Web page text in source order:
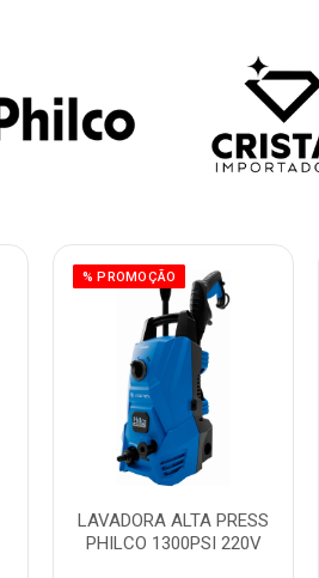
% PROMOÇÃO
LAVADORA ALTA PRESS
PHILCO 1300PSI 220V